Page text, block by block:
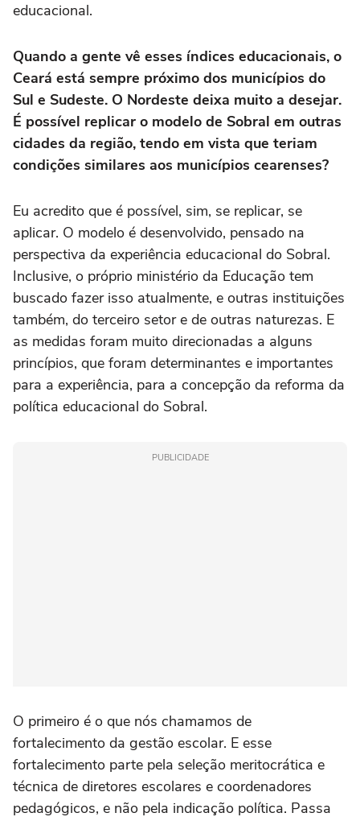
educacional.
Quando a gente vê esses índices educacionais, o
Ceará está sempre próximo dos municípios do
Sul e Sudeste. O Nordeste deixa muito a desejar.
É possível replicar o modelo de Sobral em outras
cidades da região, tendo em vista que teriam
condições similares aos municípios cearenses?
Eu acredito que é possível, sim, se replicar, se
aplicar. O modelo é desenvolvido, pensado na
perspectiva da experiência educacional do Sobral.
Inclusive, o próprio ministério da Educação tem
buscado fazer isso atualmente, e outras instituições
também, do terceiro setor e de outras naturezas. E
as medidas foram muito direcionadas a alguns
princípios, que foram determinantes e importantes
para a experiência, para a concepção da reforma da
política educacional do Sobral.
PUBLICIDADE
O primeiro é o que nós chamamos de
fortalecimento da gestão escolar. E esse
fortalecimento parte pela seleção meritocrática e
técnica de diretores escolares e coordenadores
pedagógicos, e não pela indicação política. Passa